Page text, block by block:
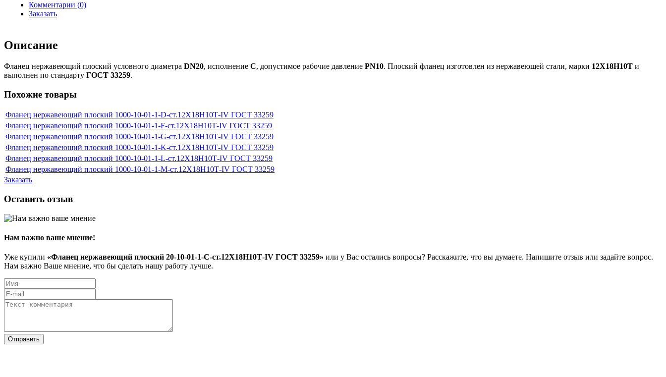
Комментарии (0)
Заказать
Описание
Фланец нержавеющий плоский условного диаметра DN20, исполнение C, допустимое рабочие давление PN10. Плоский фланец изготовлен из нержавеющей стали, марки 12Х18Н10Т и
выполнен по стандарту ГОСТ 33259.
Похожие товары
Фланец нержавеющий плоский 1000-10-01-1-D-ст.12Х18Н10Т-IV ГОСТ 33259
Фланец нержавеющий плоский 1000-10-01-1-F-ст.12Х18Н10Т-IV ГОСТ 33259
Фланец нержавеющий плоский 1000-10-01-1-G-ст.12Х18Н10Т-IV ГОСТ 33259
Фланец нержавеющий плоский 1000-10-01-1-K-ст.12Х18Н10Т-IV ГОСТ 33259
Фланец нержавеющий плоский 1000-10-01-1-L-ст.12Х18Н10Т-IV ГОСТ 33259
Фланец нержавеющий плоский 1000-10-01-1-M-ст.12Х18Н10Т-IV ГОСТ 33259
Заказать
Оставить отзыв
Нам важно ваше мнение!
Уже купили «Фланец нержавеющий плоский 20-10-01-1-С-ст.12Х18Н10Т-IV ГОСТ 33259» или у Вас остались вопросы? Расскажите, что вы думаете. Напишите отзыв или задайте вопрос.
Нам важно Ваше мнение, что бы сделать нашу работу лучше.